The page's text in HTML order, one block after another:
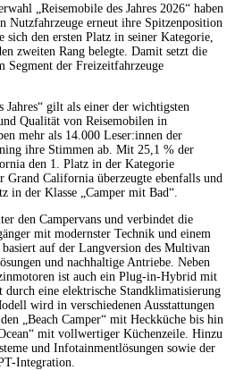
„Reisemobile des Jahres 2026“ haben
Nutzfahrzeuge erneut ihre Spitzenposition
den ersten Platz in seiner Kategorie,
zweiten Rang belegte. Damit setzt die
Segment der Freizeitfahrzeuge
Jahres“ gilt als einer der wichtigsten
Qualität von Reisemobilen in
mehr als 14.000 Leser:innen der
ihre Stimmen ab. Mit 25,1 % der
den 1. Platz in der Kategorie
Grand California überzeugte ebenfalls und
in der Klasse „Camper mit Bad“.
den Campervans und verbindet die
mit modernster Technik und einem
auf der Langversion des Multivan
und nachhaltige Antriebe. Neben
ist auch ein Plug-in-Hybrid mit
eine elektrische Standklimatisierung
wird in verschiedenen Ausstattungen
„Beach Camper“ mit Heckküche bis hin
mit vollwertiger Küchenzeile. Hinzu
und Infotainmentlösungen sowie der
Integration.